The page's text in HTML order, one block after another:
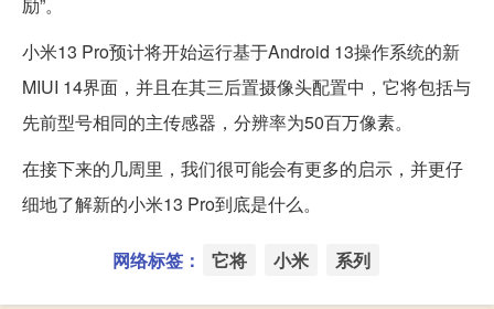
励”。
小米13 Pro预计将开始运行基于Android 13操作系统的新
MIUI 14界面，并且在其三后置摄像头配置中，它将包括与
先前型号相同的主传感器，分辨率为50百万像素。
在接下来的几周里，我们很可能会有更多的启示，并更仔
细地了解新的小米13 Pro到底是什么。
网络标签： 它将 小米 系列